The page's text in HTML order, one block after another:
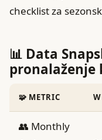
checklist za
📊 Data
pronalaženje
🧩 METRIC
👥 Monthly